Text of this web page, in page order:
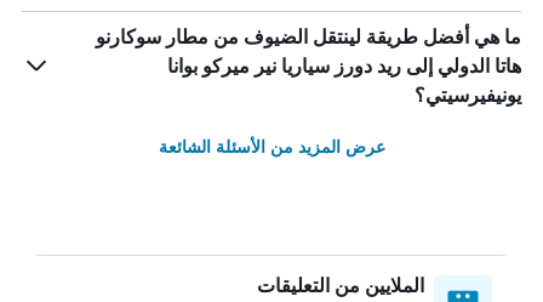
ما هي أفضل طريقة لينتقل الضيوف من مطار سوكارنو
هاتا الدولي إلى ريد دورز سياريا نير ميركو بوانا
يونيفيرسيتي؟
عرض المزيد من الأسئلة الشائعة
الملايين من التعليقات